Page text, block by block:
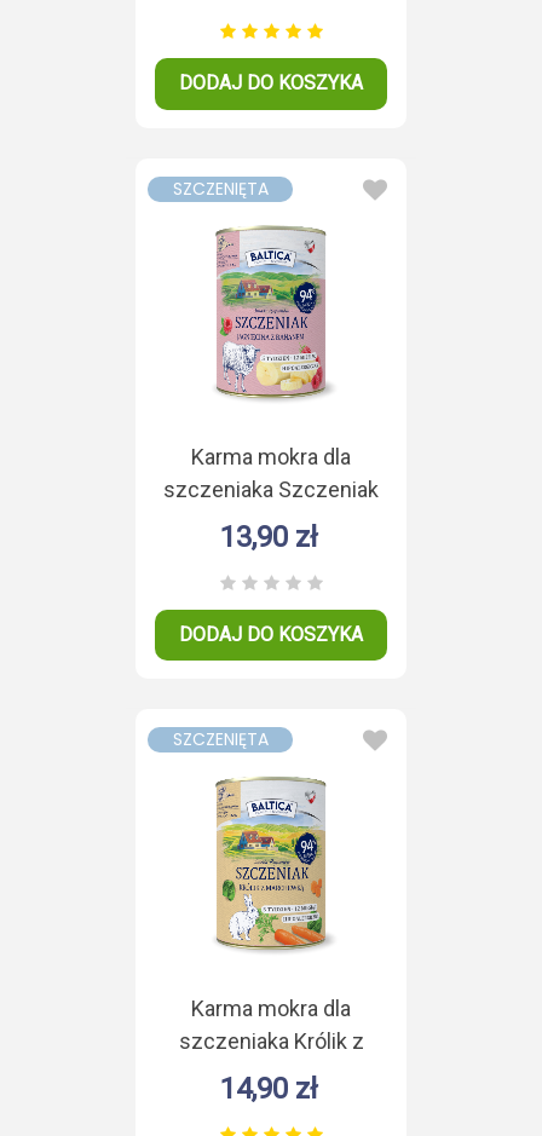
DODAJ DO KOSZYKA
SZCZENIĘTA
Karma mokra dla
szczeniaka Szczeniak
Jagnięcina Duoproteina
400g
13,90 zł
DODAJ DO KOSZYKA
SZCZENIĘTA
Karma mokra dla
szczeniaka Królik z
marchewką
Monoproteina 400g
14,90 zł